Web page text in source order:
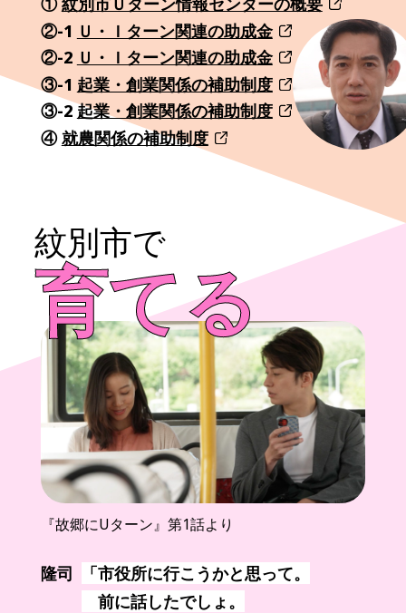
②-1 Ｕ・Ｉターン関連の助成金
②-2 Ｕ・Ｉターン関連の助成金
③-1 起業・創業関係の補助制度
③-2起業・創業関係の補助制度
④就農関係の補助制度
紋別市で
育てる
『故郷にUターン』第1話より
隆司
「市役所に行こうかと思って。
前に話したでしょ。